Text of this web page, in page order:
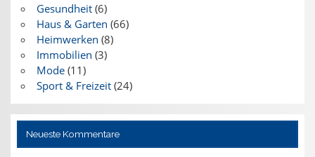
Gesundheit(6)
Haus & Garten (66)
Heimwerken (8)
Immobilien (3)
Mode(11)
Sport & Freizeit(24)
Neueste Kommentare